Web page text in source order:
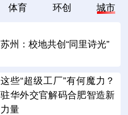
体育 环创 城市
苏州：校地共创“同里诗光”
这些“超级工厂”有何魔力？
驻华外交官解码合肥智造新
力量